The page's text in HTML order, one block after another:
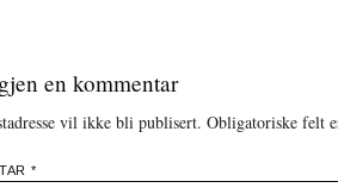
en kommentar
vil ikke bli publisert. Obligatoriske felt
*